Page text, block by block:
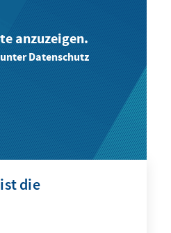
anzuzeigen.
Datenschutz
die